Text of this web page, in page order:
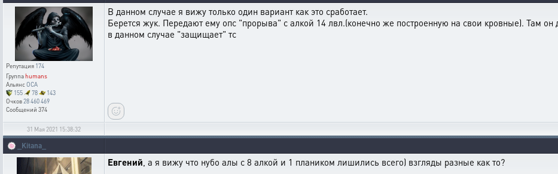
Репутация 174
Группаhumans
АльянсOCA
155
78
143
Очков28 460 469
Сообщений 374
В данном случае я вижу только один вариант как это сработает.
Берется жук. Передают ему опс "прорыва" с алкой 14 лвл.(конечно же построенную на свои кровные). Там
в данном случае "защищает" тс
31 Мая 2021 15:38:32
🍥 _Kitana_
Евгений, а я вижу что нубо алы с 8 алкой и 1 плаником лишились всего) взгляды разные как то?